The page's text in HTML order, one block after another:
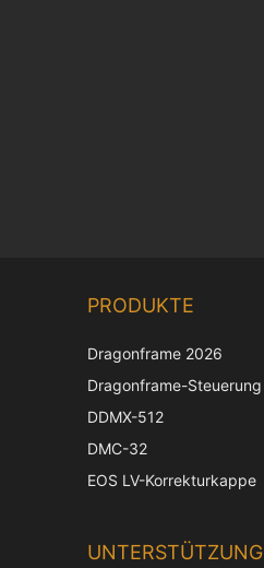
PRODUKTE
Dragonframe 2026
Dragonframe-Steuerung
DDMX-512
DMC-32
EOS LV-Korrekturkappe
UNTERSTÜTZUNG